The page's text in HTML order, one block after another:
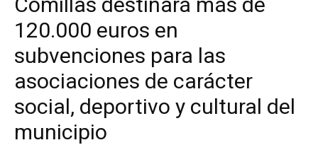
120.000 euros en
subvenciones para las
asociaciones de carácter
social, deportivo y cultural del
municipio